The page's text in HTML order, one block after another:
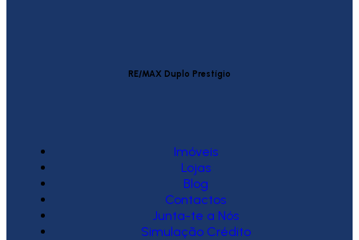
RE/MAX Duplo Prestígio
Imóveis
Lojas
Blog
Contactos
Junta-te a Nós
Simulação Crédito